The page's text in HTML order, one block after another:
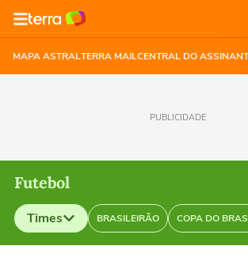
MAPA ASTRALTERRA MAILCENTRAL DO
PUBLICIDADE
Futebol
Times BRASILEIRÃO COPA DO